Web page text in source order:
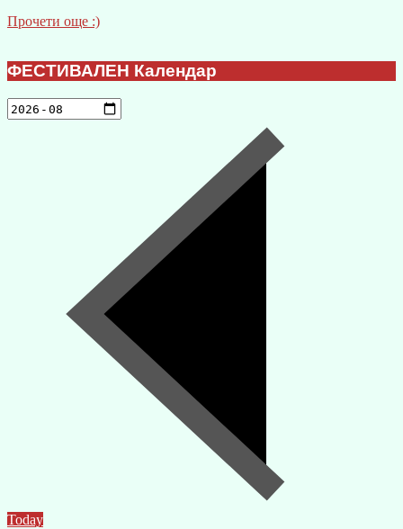
Прочети още :)
ФЕСТИВАЛЕН Календар
Today